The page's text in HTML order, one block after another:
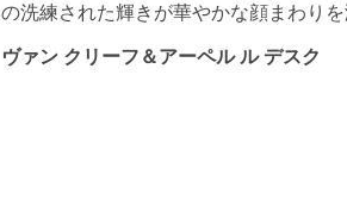
の洗練された輝きが華やかな顔まわり
ヴァン クリーフ＆アーペル ル デスク